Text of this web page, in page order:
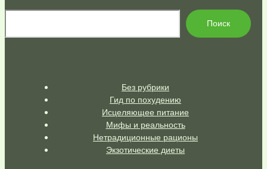
Поиск
Без рубрики
Гид по похудению
Исцеляющее питание
Мифы и реальность
Нетрадиционные рационы
Экзотические диеты